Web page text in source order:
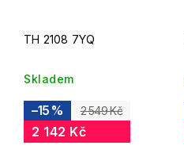
TH 2108 7YQ
Skladem
2 549 Kč
–15 %
2 142 Kč